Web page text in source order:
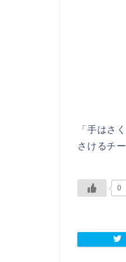
「手はさく
さけるチ
0